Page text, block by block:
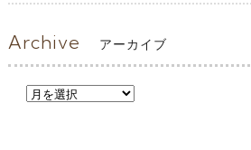
Archive アーカイブ